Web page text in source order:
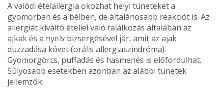
A valódi ételallergia okozhat helyi tüne­teket a
gyomorban és a bélben, de ál­talánosabb reakciót is. Az
allergiát kivál­tó étellel való találkozás általában az
ajkak és a nyelv bizsergésével jár, amit az ajak
duzzadása követ (orális aller­giaszindróma).
Gyomorgörcs, puffadás és hasmenés is előfordulhat.
Súlyosabb esetekben azonban az alábbi tünetek
jellemzők: